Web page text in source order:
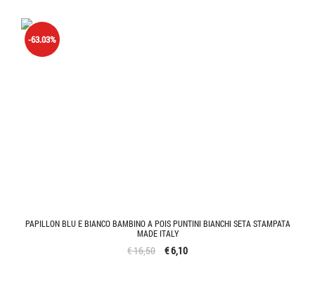
PAPILLON BLU E BIANCO BAMBINO A POIS PUNTINI BIANCHI SETA STAMPATA
MADE ITALY
€ 16,50
-63.03%
€ 6,10